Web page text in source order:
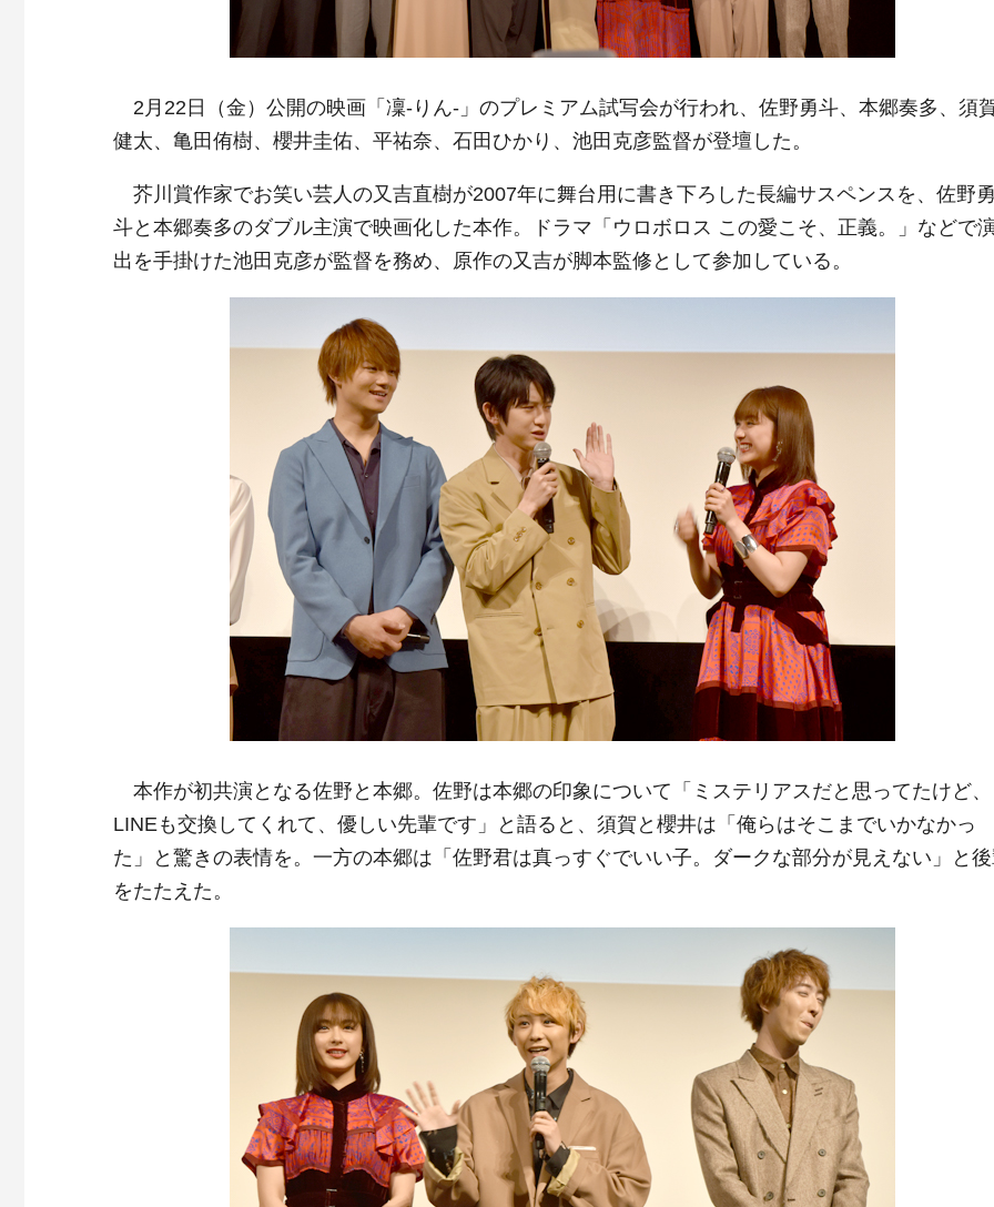
2月22日（金）公開の映画「凜-りん-」のプレミアム試写会が行われ、佐野勇斗、本郷奏多、須
健太、亀田侑樹、櫻井圭佑、平祐奈、石田ひかり、池田克彦監督が登壇した。
芥川賞作家でお笑い芸人の又吉直樹が2007年に舞台用に書き下ろした長編サスペンスを、佐野
斗と本郷奏多のダブル主演で映画化した本作。ドラマ「ウロボロス この愛こそ、正義。」などで
出を手掛けた池田克彦が監督を務め、原作の又吉が脚本監修として参加している。
本作が初共演となる佐野と本郷。佐野は本郷の印象について「ミステリアスだと思ってたけど、
LINEも交換してくれて、優しい先輩です」と語ると、須賀と櫻井は「俺らはそこまでいかなかっ
た」と驚きの表情を。一方の本郷は「佐野君は真っすぐでいい子。ダークな部分が見えない」と
をたたえた。